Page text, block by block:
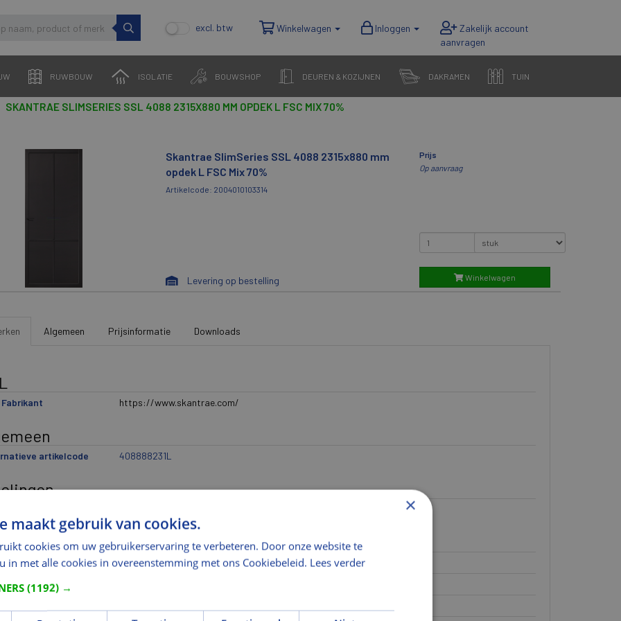
excl. btw Winkelwagen Inloggen
RUWBOUW ISOLATIE BOUWSHOP DEUREN & KOZIJNEN DAKRAMEN TUIN
SKANTRAE SLIMSERIES SSL 4088 2315X880 MM OPDEK L FSC MIX 70%
Skantrae SlimSeries SSL 4088 2315x880 mm
opdek L FSC Mix 70%
Artikelcode: 2004010103314
Levering op bestelling
Prijs
Op aanvraag
Winkelwagen
Algemeen Prijsinformatie Downloads
Fabrikant https://www.skantrae.com/
artikelcode 408888231L
(mm)
2315
(mm)
×
maakt gebruik van cookies.
cookies om uw gebruikerservaring te verbeteren. Door onze website te
in met alle cookies in overeenstemming met ons Cookiebeleid. Lees verder
(1192) →